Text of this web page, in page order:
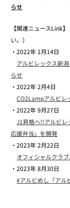
らせ
【関連ニュースLink
い。）
・2022年 1月14日
アルビレックス新
らせ
・2022年 2月4日
CO2Lampアルビレ
・2022年 9月27日
J1昇格へ!!アルビレ
応援弁当」を開発
・2023年 2月22日
オフィシャルクラ
・2023年 8月30日
#アルビめし「アル